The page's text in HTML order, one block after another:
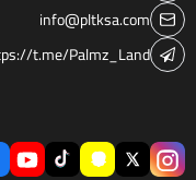
info@pltksa.com
t.me/Palmz_Land